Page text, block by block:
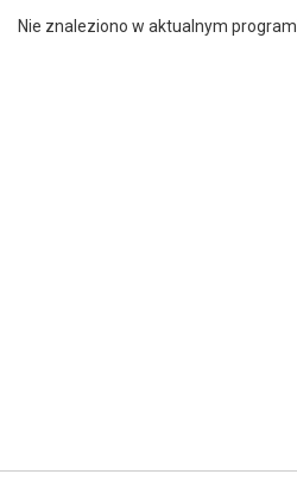
Nie znaleziono w aktualnym